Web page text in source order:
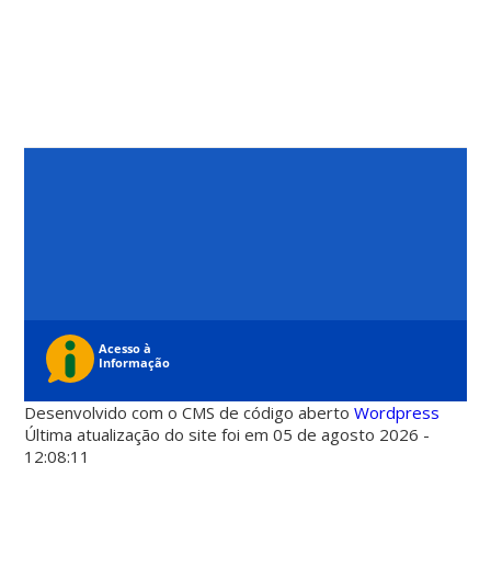
Desenvolvido com o CMS de código abertoWordpress
Última atualização do site foi em 05 de agosto 2026 -
12:08:11